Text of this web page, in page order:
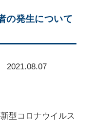
の発生について
型コロナウイルス